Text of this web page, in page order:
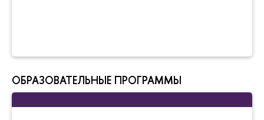
ОБРАЗОВАТЕЛЬНЫЕ ПРОГРАММЫ